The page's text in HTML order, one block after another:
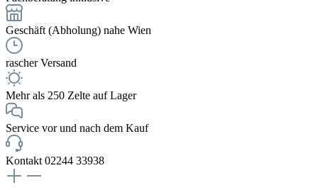
Geschäft (Abholung) nahe Wien
rascher Versand
Mehr als 250 Zelte auf Lager
Service vor und nach dem Kauf
Kontakt 02244 33938